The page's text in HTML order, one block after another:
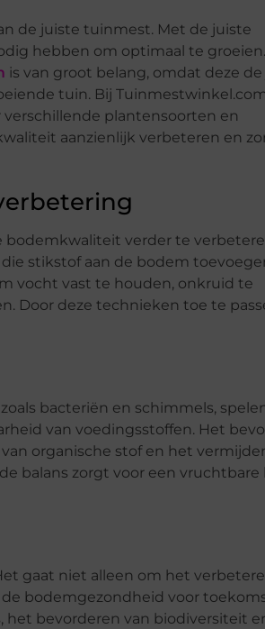
de juiste tuinmest. Met de juiste
hebben om optimaal te
is van groot belang, omdat deze
tuin. Bij
plantensoorten en
aanzienlijk verbeteren en
verder te
stikstof aan de bodem
vocht vast te houden, onkruid te
Door deze technieken toe te
bacteriën en schimmels,
van voedingsstoffen. Het
organische stof en het
balans zorgt voor een vruchtbare
gaat niet alleen om het
bodemgezondheid voor
bevorderen van biodiversiteit